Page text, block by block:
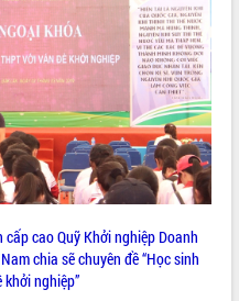
cao Quỹ Khởi nghiệp Doanh
chia sẽ chuyên đề “Học sinh
khởi nghiệp”